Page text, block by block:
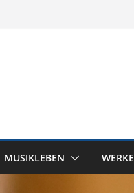
MUSIKLEBEN WERKE